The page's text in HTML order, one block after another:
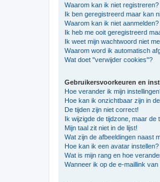
Waarom kan ik niet registreren?
Ik ben geregistreerd maar kan
Waarom kan ik niet aanmelden?
Ik heb me ooit geregistreerd
Ik weet mijn wachtwoord niet
Waarom word ik automatisch
Wat doet "verwijder cookies"?
Gebruikersvoorkeuren en
Hoe verander ik mijn
Hoe kan ik onzichtbaar zijn in
De tijden zijn niet correct!
Ik wijzigde de tijdzone, maar de
Mijn taal zit niet in de lijst!
Wat zijn de afbeeldingen naast
Hoe kan ik een avatar instellen?
Wat is mijn rang en hoe
Wanneer ik op de e-maillink